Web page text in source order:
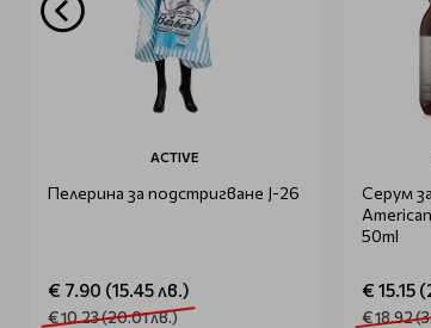
ACTIVE
Пелерина за подстригване J-26
€ 7.90 (15.45 лв.)
€ 10.23 (20.01 лв.)
Серум
50ml
€ 15.15
€ 18.92